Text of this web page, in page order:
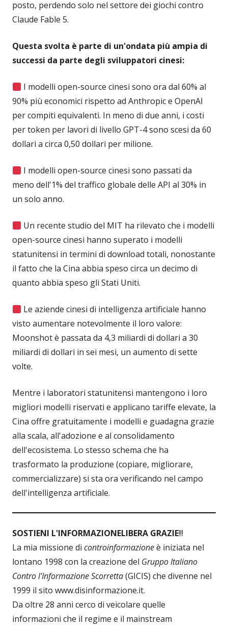
posto, perdendo solo nel settore dei giochi contro
Claude Fable 5.
Questa svolta è parte di un'ondata più ampia di
successi da parte degli sviluppatori cinesi:
I modelli open-source cinesi sono ora dal 60% al
90% più economici rispetto ad Anthropic e OpenAI
per compiti equivalenti. In meno di due anni, i costi
per token per lavori di livello GPT-4 sono scesi da 60
dollari a circa 0,50 dollari per milione.
I modelli open-source cinesi sono passati da
meno dell'1% del traffico globale delle API al 30% in
un solo anno.
Un recente studio del MIT ha rilevato che i modelli
open-source cinesi hanno superato i modelli
statunitensi in termini di download totali, nonostante
il fatto che la Cina abbia speso circa un decimo di
quanto abbia speso gli Stati Uniti.
Le aziende cinesi di intelligenza artificiale hanno
visto aumentare notevolmente il loro valore:
Moonshot è passata da 4,3 miliardi di dollari a 30
miliardi di dollari in sei mesi, un aumento di sette
volte.
Mentre i laboratori statunitensi mantengono i loro
migliori modelli riservati e applicano tariffe elevate, la
Cina offre gratuitamente i modelli e guadagna grazie
alla scala, all'adozione e al consolidamento
dell'ecosistema. Lo stesso schema che ha
trasformato la produzione (copiare, migliorare,
commercializzare) si sta ora verificando nel campo
dell'intelligenza artificiale.
SOSTIENI L'INFORMAZIONELIBERA GRAZIE!!!
La mia missione di controinformazioneè iniziata nel
lontano 1998 con la creazione del Gruppo Italiano
Contro l'Informazione Scorretta(GICIS) che divenne nel
1999 il sito www.disinformazione.it.
Da oltre 28 anni cerco di veicolare quelle
informazioni che il regime e il mainstream